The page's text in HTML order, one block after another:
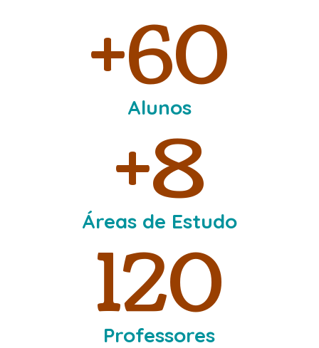
+60
Alunos
+8
Áreas de Estudo
120
Professores